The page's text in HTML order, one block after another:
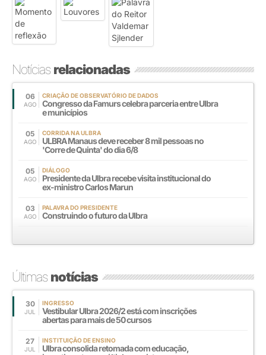
Notíciasrelacionadas
06
AGO
CRIAÇÃO DE OBSERVATÓRIO DE DADOS
Congresso da Famurs celebra parceria entre Ulbra
e municípios
05
AGO
CORRIDA NA ULBRA
ULBRA Manaus deve receber 8 mil pessoas no
'Corre de Quinta' do dia 6/8
05
AGO
DIÁLOGO
Presidente da Ulbra recebe visita institucional do
ex-ministro Carlos Marun
03
AGO
PALAVRA DO PRESIDENTE
Construindo o futuro da Ulbra
Últimasnotícias
30
JUL
INGRESSO
Vestibular Ulbra 2026/2 está com inscrições
abertas para mais de 50 cursos
27
JUL
INSTITUIÇÃO DE ENSINO
Ulbra consolida retomada com educação,